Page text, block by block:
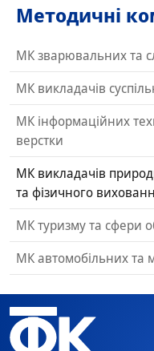
Методичні
МК зварювальних та
МК викладачів
МК інформаційних
верстки
МК викладачів
та фізичного
МК туризму та сфери
МК автомобільних та